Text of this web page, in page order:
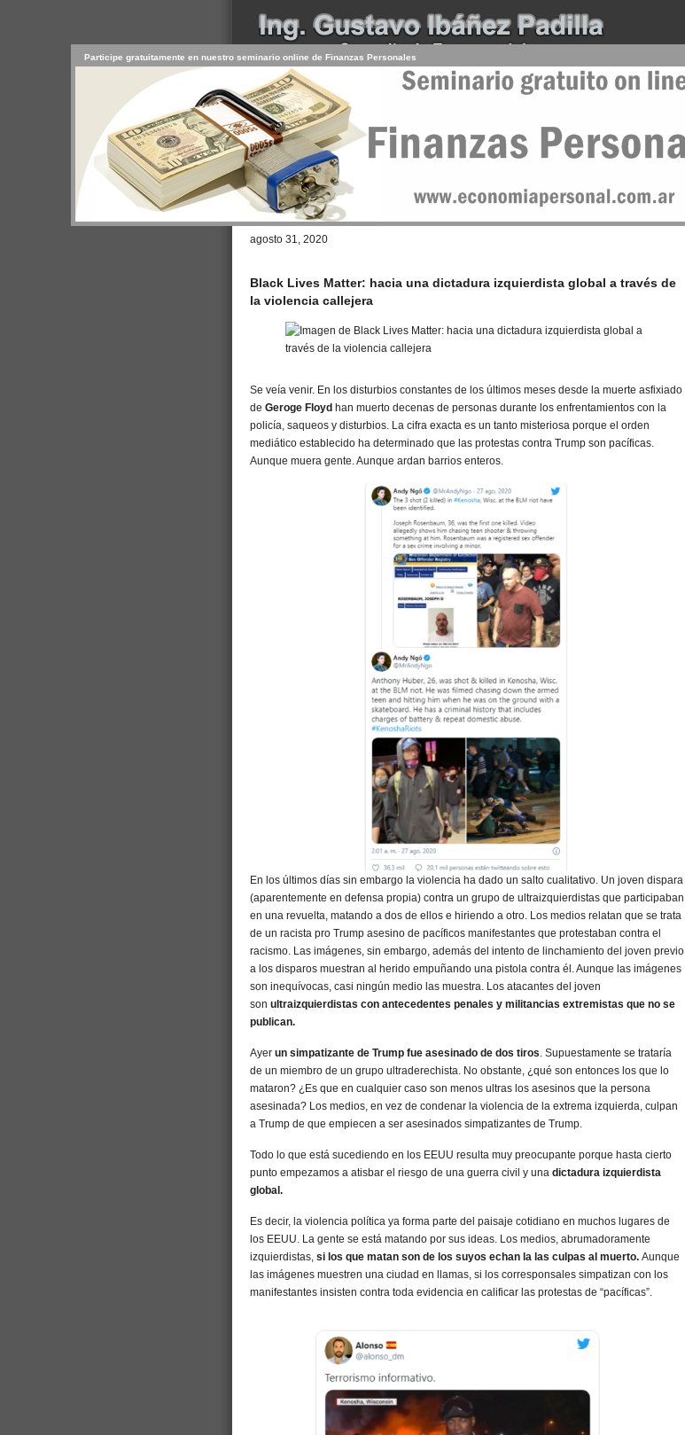
INICIO SERVICIOS
CONTACTO USUARIO
Browse >Home/ Archive: agosto 2020
La realidad detrás de Black Lives Matter
agosto 31, 2020
Black Lives Matter: hacia una dictadura izquierdista global a través de
la violencia callejera
Se veía venir. En los disturbios constantes de los últimos meses desde la muerte asfixiado
de Geroge Floyd han muerto decenas de personas durante los enfrentamientos con la
policía, saqueos y disturbios. La cifra exacta es un tanto misteriosa porque el orden
mediático establecido ha determinado que las protestas contra Trump son pacíficas.
Aunque muera gente. Aunque ardan barrios enteros.
En los últimos días sin embargo la violencia ha dado un salto cualitativo. Un joven dispara
(aparentemente en defensa propia) contra un grupo de ultraizquierdistas que participaban
en una revuelta, matando a dos de ellos e hiriendo a otro. Los medios relatan que se trata
de un racista pro Trump asesino de pacíficos manifestantes que protestaban contra el
racismo. Las imágenes, sin embargo, además del intento de linchamiento del joven previo
a los disparos muestran al herido empuñando una pistola contra él. Aunque las imágenes
son inequívocas, casi ningún medio las muestra. Los atacantes del joven
son ultraizquierdistas con antecedentes penales y militancias extremistas que no se
publican.
Ayer un simpatizante de Trump fue asesinado de dos tiros. Supuestamente se trataría
de un miembro de un grupo ultraderechista. No obstante, ¿qué son entonces los que lo
mataron? ¿Es que en cualquier caso son menos ultras los asesinos que la persona
asesinada? Los medios, en vez de condenar la violencia de la extrema izquierda, culpan
a Trump de que empiecen a ser asesinados simpatizantes de Trump.
Todo lo que está sucediendo en los EEUU resulta muy preocupante porque hasta cierto
punto empezamos a atisbar el riesgo de una guerra civil y una dictadura izquierdista
global.
Es decir, la violencia política ya forma parte del paisaje cotidiano en muchos lugares de
los EEUU. La gente se está matando por sus ideas. Los medios, abrumadoramente
izquierdistas, si los que matan son de los suyos echan la las culpas al muerto. Aunque
las imágenes muestren una ciudad en llamas, si los corresponsales simpatizan con los
manifestantes insisten contra toda evidencia en calificar las protestas de “pacíficas”.
Participe gratuitamente en nuestro seminario online de Finanzas Personales